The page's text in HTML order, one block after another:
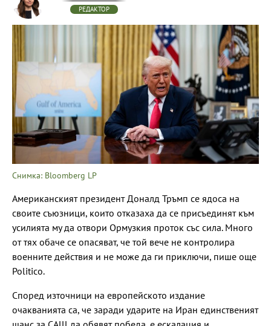
РЕДАКТОР
Снимка: Bloomberg LP
Американският президент Доналд Тръмп се ядоса на
своите съюзници, които отказаха да се присъединят към
усилията му да отвори Ормузкия проток със сила. Много
от тях обаче се опасяват, че той вече не контролира
военните действия и не може да ги приключи, пише още
Politico.
Според източници на европейското издание
очакванията са, че заради ударите на Иран единственият